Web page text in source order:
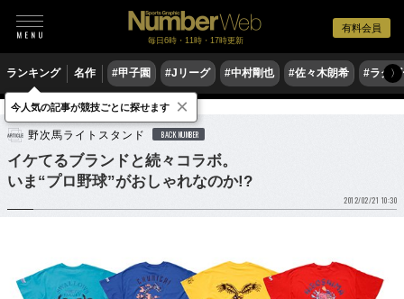
有料会員
毎日6時・11時・17時更新
ランキング 名作 #甲子園 #Jリーグ #中村剛也 #佐々木朗希 #ラグ〉
野球 プロ野球
野次馬ライトスタンド BACK NUMBER
イケてるブランドと続々コラボ。
いま“プロ野球”がおしゃれなのか!?
2012/02/21 10:30
今人気の記事が競技ごとに探せます ×